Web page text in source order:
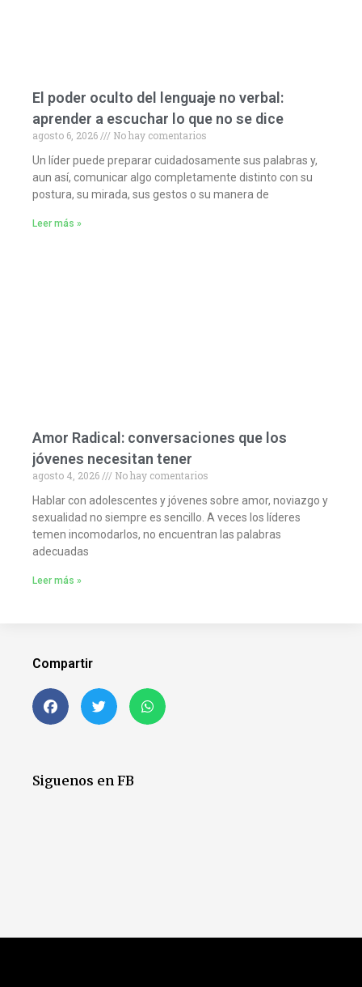
El poder oculto del lenguaje no verbal:
aprender a escuchar lo que no se dice
agosto 6, 2026
No hay comentarios
Un líder puede preparar cuidadosamente sus palabras y,
aun así, comunicar algo completamente distinto con su
postura, su mirada, sus gestos o su manera de
Leer más »
Amor Radical: conversaciones que los
jóvenes necesitan tener
agosto 4, 2026
No hay comentarios
Hablar con adolescentes y jóvenes sobre amor, noviazgo y
sexualidad no siempre es sencillo. A veces los líderes
temen incomodarlos, no encuentran las palabras
adecuadas
Leer más »
Compartir
Siguenos en FB